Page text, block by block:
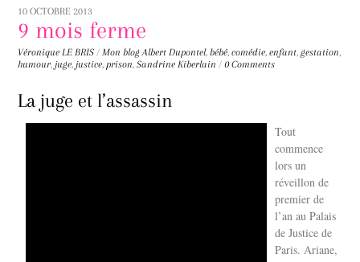
10 OCTOBRE 2013
9 mois ferme
Véronique LE BRIS / Mon blog Albert Dupontel,bébé,comédie,enfant,gestation,
humour, juge, justice,prison,Sandrine Kiberlain / 0 Comments
La juge et l’assassin
Tout
commence
lors un
réveillon de
premier de
l’an au Palais
de Justice de
Paris. Ariane,